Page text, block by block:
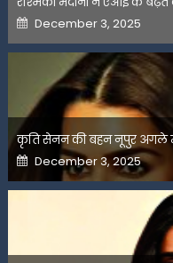
Posted
on
December 3, 2025
कृति सेनन की बहन नूपुर अगले
Posted
on
December 3, 2025